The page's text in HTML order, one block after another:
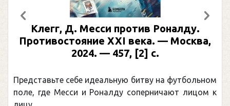
Клегг, Д. Месси против Роналду.
Противостояние XXI века. — Москва,
2024. — 457, [2] с.
Представьте себе идеальную битву на футбольном
поле, где Месси и Роналду соперничают лицом к
Предыдущий